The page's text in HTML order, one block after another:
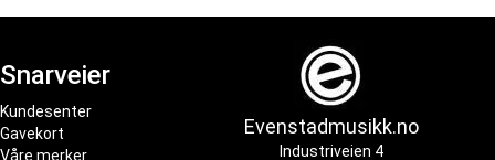
Snarveier
Kundesenter
Gavekort
Våre merker
Evenstadmusikk.no
Industriveien 4